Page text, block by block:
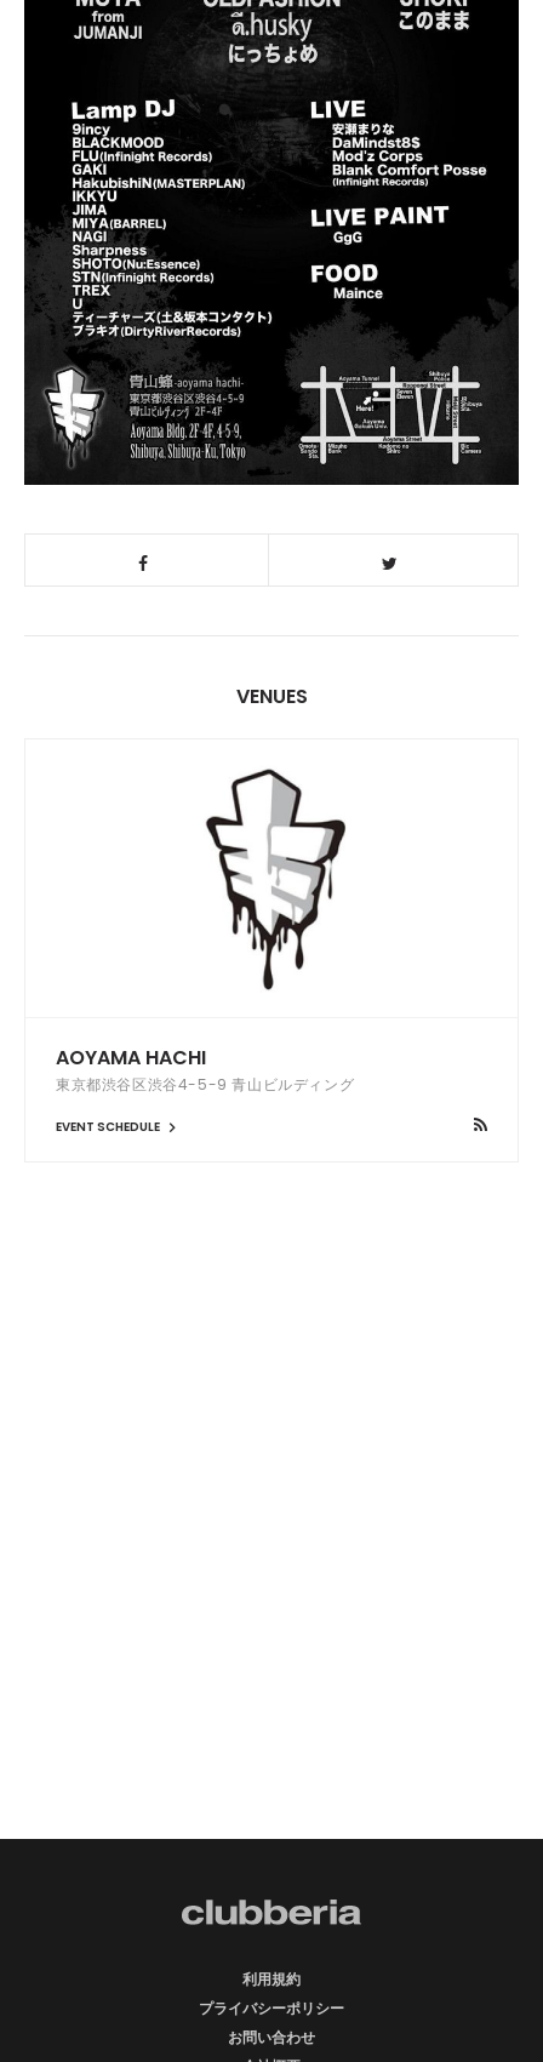
VENUES
AOYAMA HACHI
東京都渋谷区渋谷4-5-9 青山ビルディング
EVENT SCHEDULE
利用規約
プライバシーポリシー
お問い合わせ